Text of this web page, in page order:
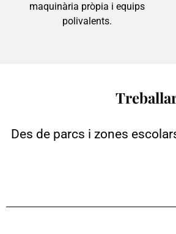
maquinària pròpia i equips
polivalents.
Des de parcs i zones